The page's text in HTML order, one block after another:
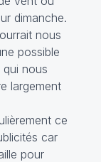
dimanche.
nous
possible
nous
largement
ce
car
pour